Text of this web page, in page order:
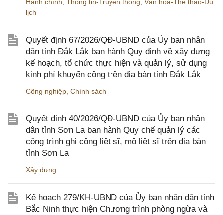
Hành chính Thông tin-Truyền thông Văn hóa-Thể thao-Du
lịch
Quyết định 67/2026/QĐ-UBND của Ủy ban nhân
dân tỉnh Đắk Lắk ban hành Quy định về xây dựng
kế hoạch, tổ chức thực hiện và quản lý, sử dụng
kinh phí khuyến công trên địa bàn tỉnh Đắk Lắk
Công nghiệp Chính sách
Quyết định 40/2026/QĐ-UBND của Ủy ban nhân
dân tỉnh Sơn La ban hành Quy chế quản lý các
công trình ghi công liệt sĩ, mộ liệt sĩ trên địa bàn
tỉnh Sơn La
Xây dựng
Kế hoạch 279/KH-UBND của Ủy ban nhân dân tỉnh
Bắc Ninh thực hiện Chương trình phòng ngừa và